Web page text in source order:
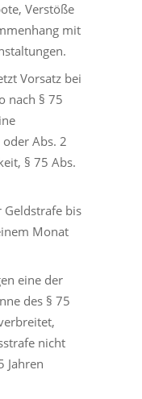
Verstöße
mit
Vorsatz bei
nach § 75
Abs. 2
§ 75 Abs.
Geldstrafe bis
Monat
eine der
des § 75
nicht
Jahren